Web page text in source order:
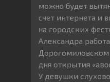
можно будет
счет интернета и
на городских
Александра
дня открытия
У девушки